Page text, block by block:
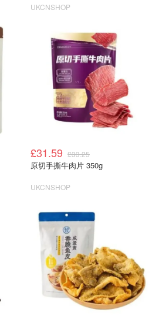
UKCNSHOP
£31.59 £33.25
原切手撕牛肉片 350g
UKCNSHOP